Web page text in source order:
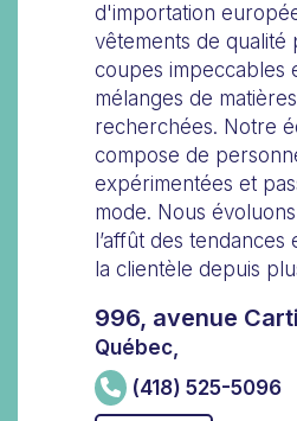
d'importation
vêtements de qualité
coupes impeccables
mélanges de
recherchées. Notre
compose de
expérimentées et
mode. Nous
l’affût des tendances
la clientèle depuis
996, avenue
Québec,
(418) 525-5096